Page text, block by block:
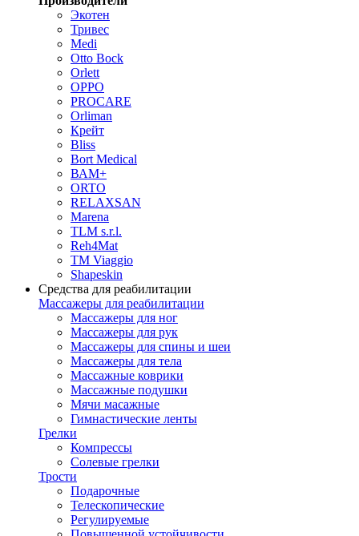
Экотен
Тривес
Medi
Otto Bock
Orlett
OPPO
PROCARE
Orliman
Крейт
Bliss
Bort Medical
ВАМ+
ORTO
RELAXSAN
Marena
TLM s.r.l.
Reh4Mat
TM Viaggio
Shapeskin
Средства для реабилитации
Массажеры для реабилитации
Массажеры для ног
Массажеры для рук
Массажеры для спины и шеи
Массажеры для тела
Массажные коврики
Массажные подушки
Мячи масажные
Гимнастические ленты
Грелки
Компрессы
Солевые грелки
Трости
Подарочные
Телескопические
Регулируемые